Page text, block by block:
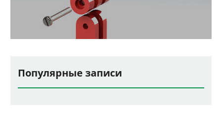
Популярные записи